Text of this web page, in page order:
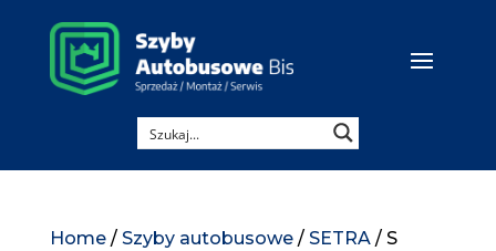
Home/ Szyby autobusowe/ SETRA/ S